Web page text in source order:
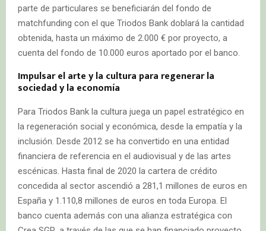
parte de particulares se beneficiarán del fondo de
matchfunding con el que Triodos Bank doblará la cantidad
obtenida, hasta un máximo de 2.000 € por proyecto, a
cuenta del fondo de 10.000 euros aportado por el banco.
Impulsar el arte y la cultura para regenerar la
sociedad y la economía
Para Triodos Bank la cultura juega un papel estratégico en
la regeneración social y económica, desde la empatía y la
inclusión. Desde 2012 se ha convertido en una entidad
financiera de referencia en el audiovisual y de las artes
escénicas. Hasta final de 2020 la cartera de crédito
concedida al sector ascendió a 281,1 millones de euros en
España y 1.110,8 millones de euros en toda Europa. El
banco cuenta además con una alianza estratégica con